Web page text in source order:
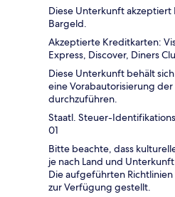
Diese Unterkunft
Bargeld.
Akzeptierte Kreditkarten:
Express, Discover, Diners
Diese Unterkunft behält
eine Vorabautorisierung
durchzuführen.
Staatl. Steuer-
01
Bitte beachte, dass
je nach Land und
Die aufgeführten
zur Verfügung gestellt.